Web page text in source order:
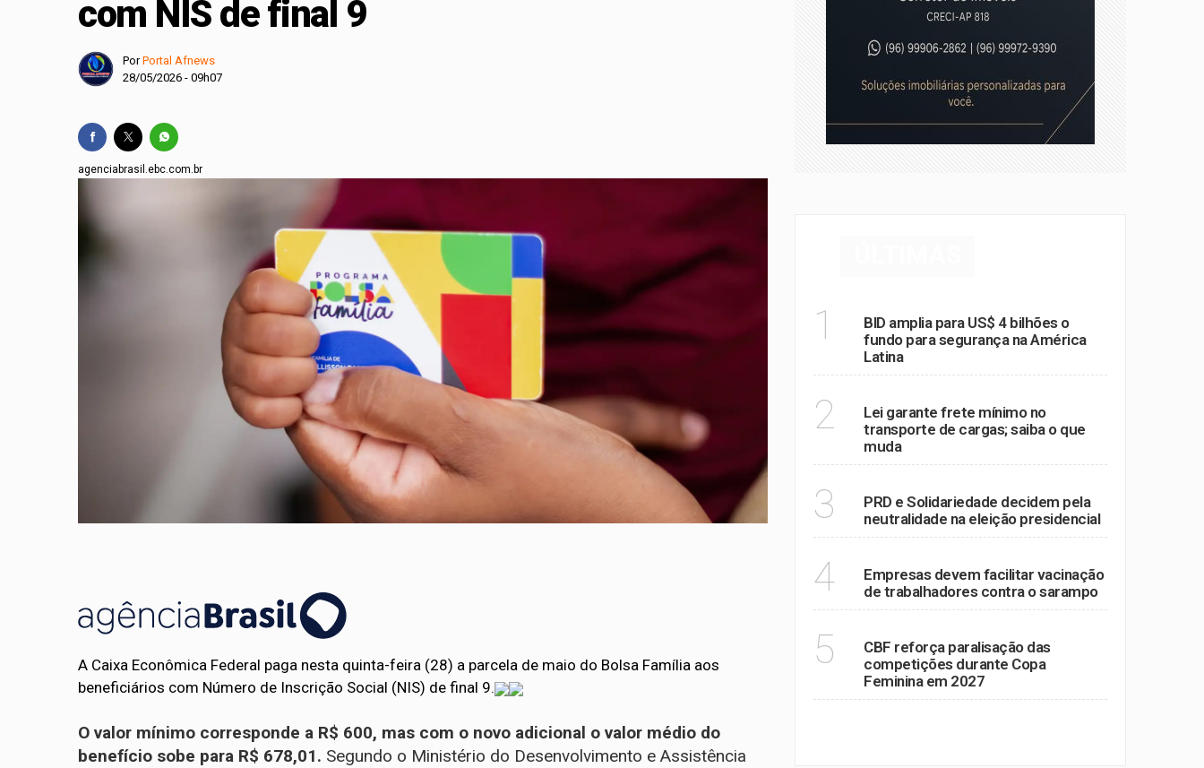
Redução da taxa de juros ainda é insuficiente, avaliam entidades
com NIS de final 9
PorPortal Afnews
28/05/2026 - 09h07
agenciabrasil.ebc.com.br
A Caixa Econômica Federal paga nesta quinta-feira (28) a parcela de maio do Bolsa Família aos
beneficiários com Número de Inscrição Social (NIS) de final 9.
O valor mínimo corresponde a R$ 600, mas com o novo adicional o valor médio do
benefício sobe para R$ 678,01. Segundo o Ministério do Desenvolvimento e Assistência
1
BID amplia para US$ 4 bilhões o
fundo para segurança na América
Latina
2
Lei garante frete mínimo no
transporte de cargas; saiba o que
muda
3
PRD e Solidariedade decidem pela
neutralidade na eleição presidencial
4
Empresas devem facilitar vacinação
de trabalhadores contra o sarampo
5
CBF reforça paralisação das
competições durante Copa
Feminina em 2027